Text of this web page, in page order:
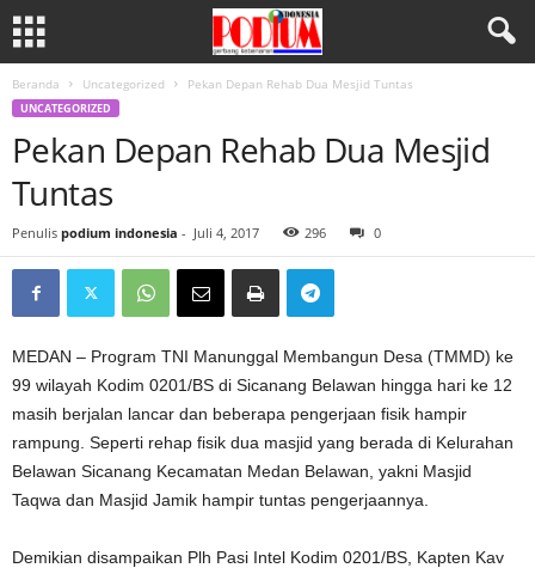
Beranda Uncategorized Pekan Depan Rehab Dua Mesjid Tuntas
UNCATEGORIZED
Pekan Depan Rehab Dua Mesjid
Tuntas
Penulis podium indonesia - Juli 4, 2017 296 0
MEDAN – Program TNI Manunggal Membangun Desa (TMMD) ke
99 wilayah Kodim 0201/BS di Sicanang Belawan hingga hari ke 12
masih berjalan lancar dan beberapa pengerjaan fisik hampir
rampung. Seperti rehap fisik dua masjid yang berada di Kelurahan
Belawan Sicanang Kecamatan Medan Belawan, yakni Masjid
Taqwa dan Masjid Jamik hampir tuntas pengerjaannya.
Demikian disampaikan Plh Pasi Intel Kodim 0201/BS, Kapten Kav